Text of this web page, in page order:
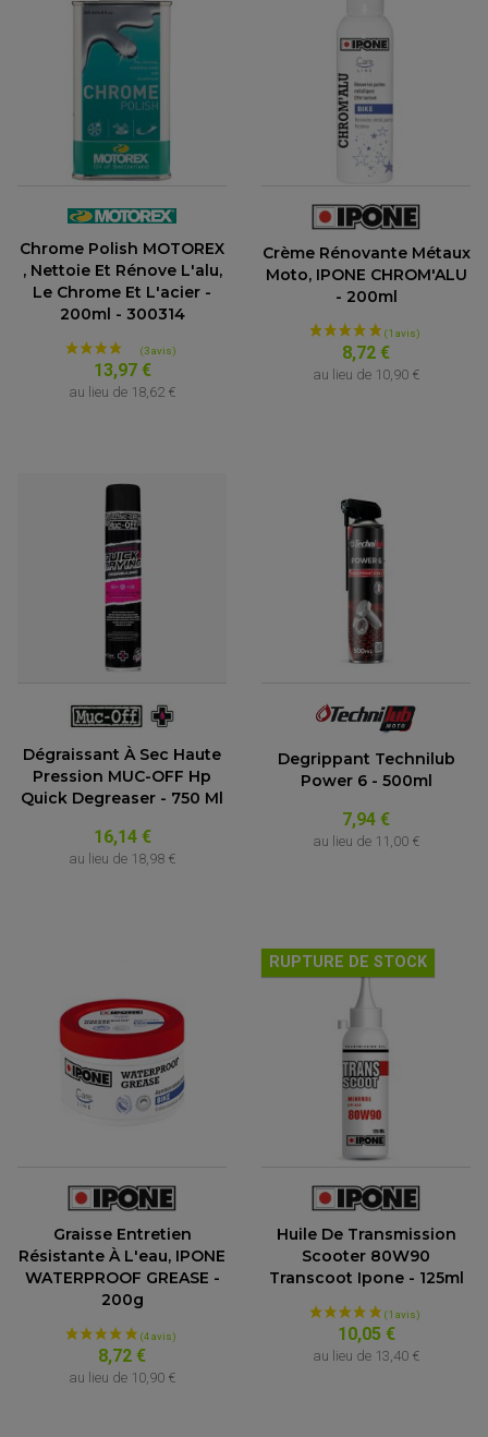
FEUX ADDITIONNELS
KIT RECONDITIONNEMENT DEMARREUR
POMPE A ESSENCE
REDRESSEUR / REGULATEUR
STATOR
ENTRETIEN MOTO
ATELIER, PADDOCK, STAND
ANTIPARASITE NGK
BOUGIE NGK
FILTRE A HUILE
FILTRE ET ACCESSOIRE ESSENCE
OUTILLAGE
PRODUIT D'ENTRETIEN
FREINAGE
DISQUE DE FREIN AVANT
ACCESSOIRE + VISSERIE FREINAGE
DISQUE DE FREIN ARRIERE
PLAQUETTE DE FREIN AVANT
PLAQUETTE DE FREIN ARRIERE
MAÎTRE CYLINDRE
Chrome Polish MOTOREX
, Nettoie Et Rénove L'alu,
Le Chrome Et L'acier -
200ml - 300314
13,97 €
au lieu de 18,62 €
Crème Rénovante Métaux
Moto, IPONE CHROM'ALU
- 200ml
8,72 €
au lieu de 10,90 €
Dégraissant À Sec Haute
Pression MUC-OFF Hp
Quick Degreaser - 750 Ml
16,14 €
au lieu de 18,98 €
Degrippant Technilub
Power 6 - 500ml
7,94 €
au lieu de 11,00 €
Graisse Entretien
Résistante À L'eau, IPONE
WATERPROOF GREASE -
200g
8,72 €
au lieu de 10,90 €
RUPTURE DE STOCK
Huile De Transmission
Scooter 80W90
Transcoot Ipone - 125ml
10,05 €
au lieu de 13,40 €